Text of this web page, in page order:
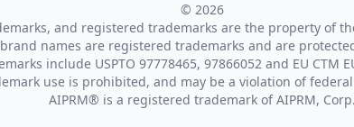
© 2026
and registered trademarks are the property of
names are registered trademarks and are
include USPTO 97778465, 97866052 and EU CTM
use is prohibited, and may be a violation of
AIPRM® is a registered trademark of AIPRM, Corp.